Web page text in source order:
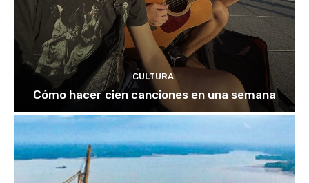
CULTURA
Cómo hacer cien canciones en una semana